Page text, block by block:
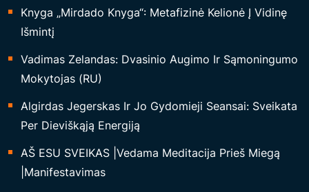
Ū
Knyga „Mirdado Knyga“: Metafizinė Kelionė Į Vidinę
Išmintį
Vadimas Zelandas: Dvasinio Augimo Ir Sąmoningumo
Mokytojas (RU)
Algirdas Jegerskas Ir Jo Gydomieji Seansai: Sveikata
Per Dieviškąją Energiją
AŠ ESU SVEIKAS |Vedama Meditacija Prieš Miegą
|Manifestavimas